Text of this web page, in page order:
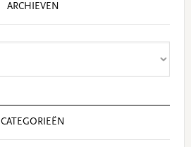
ARCHIEVEN
CATEGORIEËN